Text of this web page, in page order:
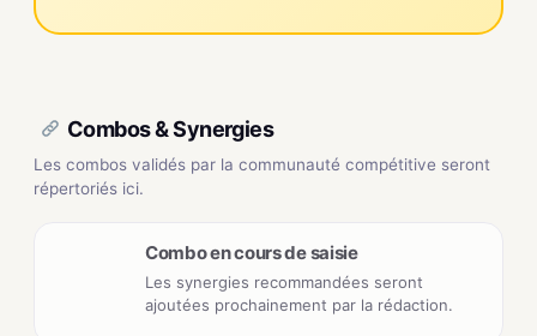
Combos & Synergies
Les combos validés par la communauté compétitive seront
répertoriés ici.
Combo en cours de saisie
Les synergies recommandées seront
ajoutées prochainement par la rédaction.